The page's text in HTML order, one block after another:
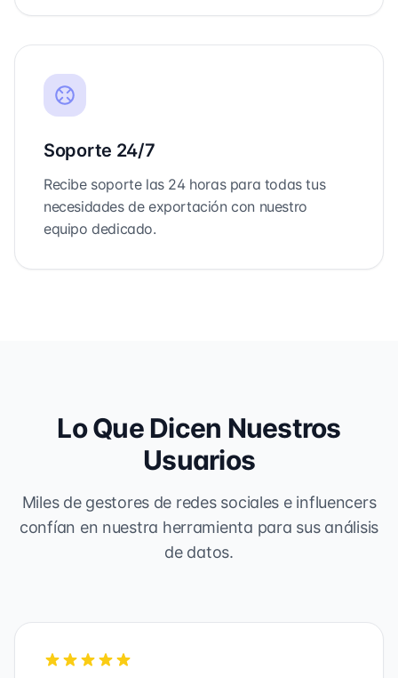
Soporte 24/7
Recibe soporte las 24 horas para todas tus
necesidades de exportación con nuestro
equipo dedicado.
Lo Que Dicen Nuestros
Usuarios
Miles de gestores de redes sociales e influencers
confían en nuestra herramienta para sus análisis
de datos.